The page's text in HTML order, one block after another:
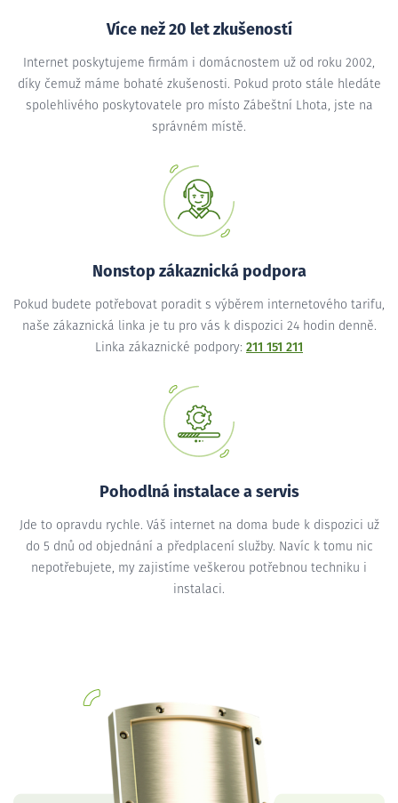
Více než 20 let zkušeností
Internet poskytujeme firmám i domácnostem už od roku 2002,
díky čemuž máme bohaté zkušenosti. Pokud proto stále hledáte
spolehlivého poskytovatele pro místo Zábeštní Lhota, jste na
správném místě.
Nonstop zákaznická podpora
Pokud budete potřebovat poradit s výběrem internetového tarifu,
naše zákaznická linka je tu pro vás k dispozici 24 hodin denně.
Linka zákaznické podpory: 211 151 211
Pohodlná instalace a servis
Jde to opravdu rychle. Váš internet na doma bude k dispozici už
do 5 dnů od objednání a předplacení služby. Navíc k tomu nic
nepotřebujete, my zajistíme veškerou potřebnou techniku i
instalaci.